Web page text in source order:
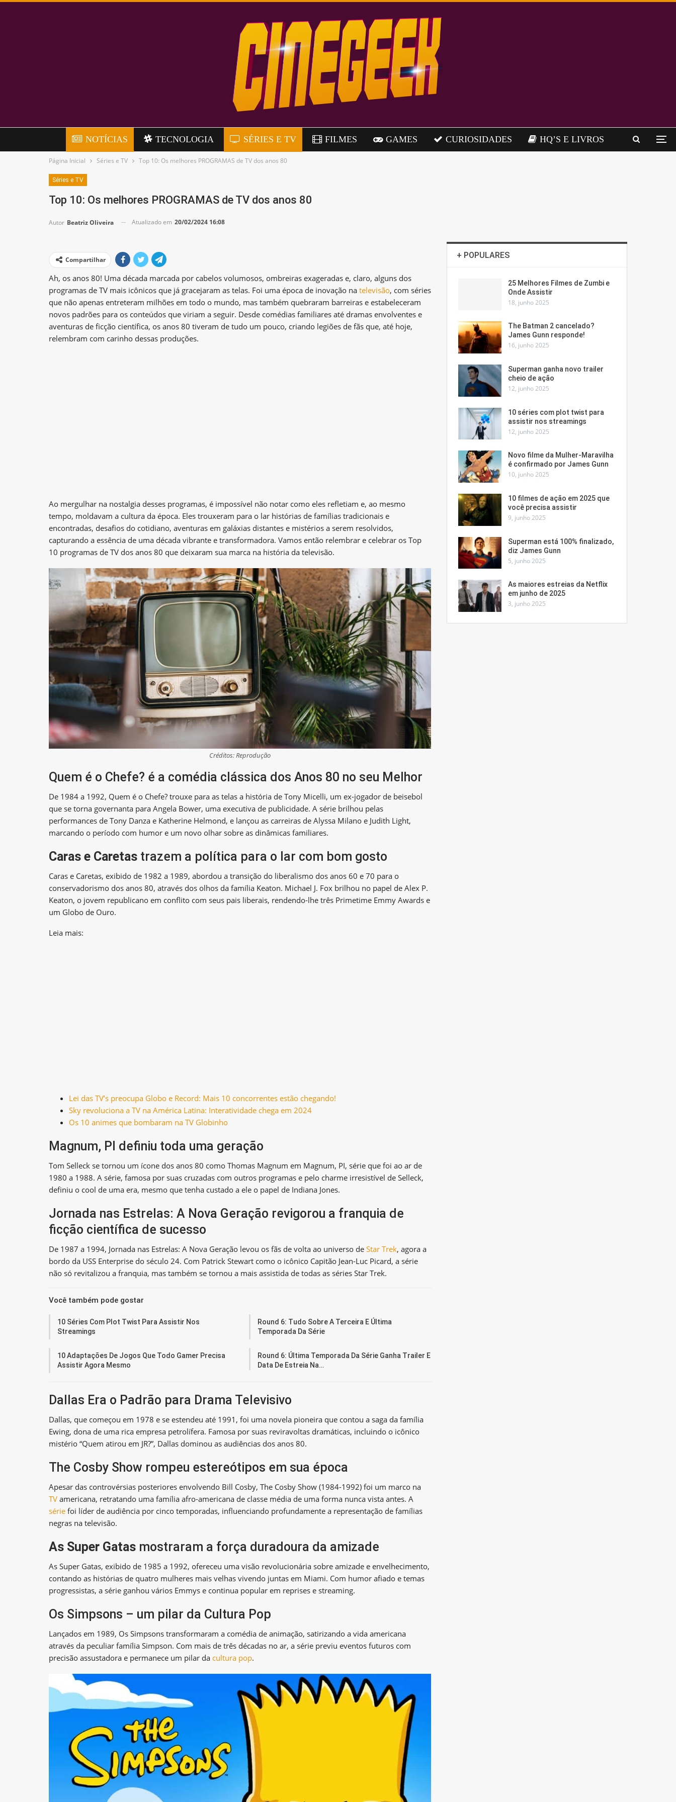
NOTÍCIAS TECNOLOGIA SÉRIES E TV FILMES GAMES CURIOSIDADES HQ’S E LIVROS
Página Inicial Séries e TV Top 10: Os melhores PROGRAMAS de TV dos anos 80
Séries e TV
Top 10: Os melhores PROGRAMAS de TV dos anos 80
Autor Beatriz Oliveira Atualizado em 20/02/2024 16:08
Compartilhar
Ah, os anos 80! Uma década marcada por cabelos volumosos, ombreiras exageradas e, claro, alguns dos
programas de TV mais icônicos que já gracejaram as telas. Foi uma época de inovação na televisão, com séries
que não apenas entreteram milhões em todo o mundo, mas também quebraram barreiras e estabeleceram
novos padrões para os conteúdos que viriam a seguir. Desde comédias familiares até dramas envolventes e
aventuras de ficção científica, os anos 80 tiveram de tudo um pouco, criando legiões de fãs que, até hoje,
relembram com carinho dessas produções.
Ao mergulhar na nostalgia desses programas, é impossível não notar como eles refletiam e, ao mesmo
tempo, moldavam a cultura da época. Eles trouxeram para o lar histórias de famílias tradicionais e
encontradas, desafios do cotidiano, aventuras em galáxias distantes e mistérios a serem resolvidos,
capturando a essência de uma década vibrante e transformadora. Vamos então relembrar e celebrar os Top
10 programas de TV dos anos 80 que deixaram sua marca na história da televisão.
Créditos: Reprodução
Quem é o Chefe? é a comédia clássica dos Anos 80 no seu Melhor
De 1984 a 1992, Quem é o Chefe? trouxe para as telas a história de Tony Micelli, um ex-jogador de beisebol
que se torna governanta para Angela Bower, uma executiva de publicidade. A série brilhou pelas
performances de Tony Danza e Katherine Helmond, e lançou as carreiras de Alyssa Milano e Judith Light,
marcando o período com humor e um novo olhar sobre as dinâmicas familiares.
Caras e Caretas trazem a política para o lar com bom gosto
Caras e Caretas, exibido de 1982 a 1989, abordou a transição do liberalismo dos anos 60 e 70 para o
conservadorismo dos anos 80, através dos olhos da família Keaton. Michael J. Fox brilhou no papel de Alex P.
Keaton, o jovem republicano em conflito com seus pais liberais, rendendo-lhe três Primetime Emmy Awards e
um Globo de Ouro.
Leia mais:
Lei das TV’s preocupa Globo e Record: Mais 10 concorrentes estão chegando!
Sky revoluciona a TV na América Latina: Interatividade chega em 2024
Os 10 animes que bombaram na TV Globinho
Magnum, PI definiu toda uma geração
Tom Selleck se tornou um ícone dos anos 80 como Thomas Magnum em Magnum, PI, série que foi ao ar de
1980 a 1988. A série, famosa por suas cruzadas com outros programas e pelo charme irresistível de Selleck,
definiu o cool de uma era, mesmo que tenha custado a ele o papel de Indiana Jones.
Jornada nas Estrelas: A Nova Geração revigorou a franquia de
ficção científica de sucesso
De 1987 a 1994, Jornada nas Estrelas: A Nova Geração levou os fãs de volta ao universo de Star Trek, agora a
bordo da USS Enterprise do século 24. Com Patrick Stewart como o icônico Capitão Jean-Luc Picard, a série
não só revitalizou a franquia, mas também se tornou a mais assistida de todas as séries Star Trek.
Você também pode gostar
10 Séries Com Plot Twist Para Assistir Nos
Streamings
Round 6: Tudo Sobre A Terceira E Última
Temporada Da Série
10 Adaptações De Jogos Que Todo Gamer Precisa
Assistir Agora Mesmo
Round 6: Última Temporada Da Série Ganha Trailer E
Data De Estreia Na…
Dallas Era o Padrão para Drama Televisivo
Dallas, que começou em 1978 e se estendeu até 1991, foi uma novela pioneira que contou a saga da família
Ewing, dona de uma rica empresa petrolífera. Famosa por suas reviravoltas dramáticas, incluindo o icônico
mistério “Quem atirou em JR?”, Dallas dominou as audiências dos anos 80.
The Cosby Show rompeu estereótipos em sua época
Apesar das controvérsias posteriores envolvendo Bill Cosby, The Cosby Show (1984-1992) foi um marco na
TV americana, retratando uma família afro-americana de classe média de uma forma nunca vista antes. A
série foi líder de audiência por cinco temporadas, influenciando profundamente a representação de famílias
negras na televisão.
As Super Gatas mostraram a força duradoura da amizade
As Super Gatas, exibido de 1985 a 1992, ofereceu uma visão revolucionária sobre amizade e envelhecimento,
contando as histórias de quatro mulheres mais velhas vivendo juntas em Miami. Com humor afiado e temas
progressistas, a série ganhou vários Emmys e continua popular em reprises e streaming.
Os Simpsons – um pilar da Cultura Pop
Lançados em 1989, Os Simpsons transformaram a comédia de animação, satirizando a vida americana
através da peculiar família Simpson. Com mais de três décadas no ar, a série previu eventos futuros com
precisão assustadora e permanece um pilar da cultura pop.
+ POPULARES
25 Melhores Filmes de Zumbi e
Onde Assistir
18, junho 2025
The Batman 2 cancelado?
James Gunn responde!
16, junho 2025
Superman ganha novo trailer
cheio de ação
12, junho 2025
10 séries com plot twist para
assistir nos streamings
12, junho 2025
Novo filme da Mulher-Maravilha
é confirmado por James Gunn
10, junho 2025
10 filmes de ação em 2025 que
você precisa assistir
9, junho 2025
Superman está 100% finalizado,
diz James Gunn
5, junho 2025
As maiores estreias da Netflix
em junho de 2025
3, junho 2025